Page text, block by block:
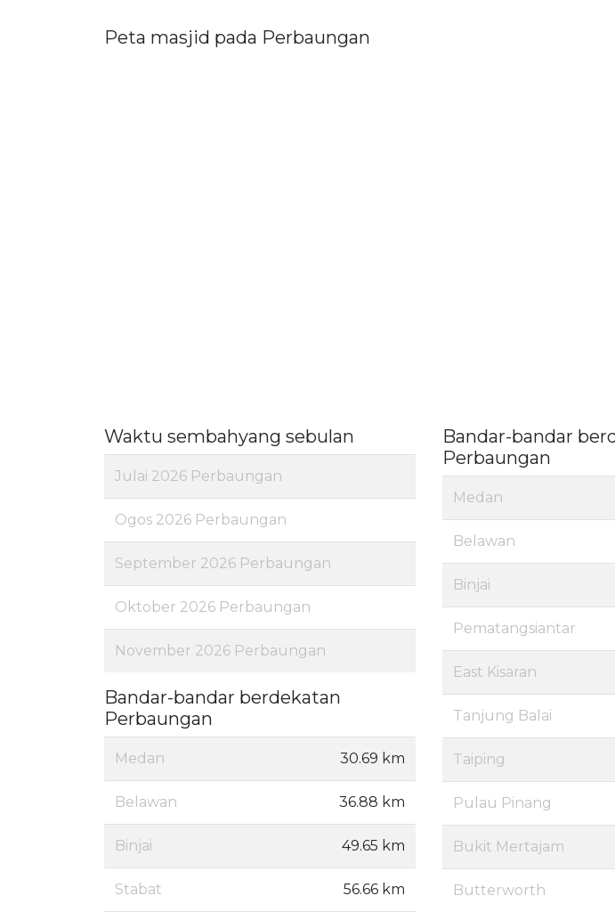
Peta masjid pada Perbaungan
Waktu sembahyang sebulan
Julai 2026 Perbaungan
Ogos 2026 Perbaungan
September 2026 Perbaungan
Oktober 2026 Perbaungan
November 2026 Perbaungan
Bandar-bandar berdekatan
Perbaungan
Medan 30.69 km
Belawan 36.88 km
Binjai 49.65 km
Stabat 56.66 km
Bandar-bandar
Perbaungan
Medan
Belawan
Binjai
Pematangsiantar
East Kisaran
Tanjung Balai
Taiping
Pulau Pinang
Bukit Mertajam
Butterworth